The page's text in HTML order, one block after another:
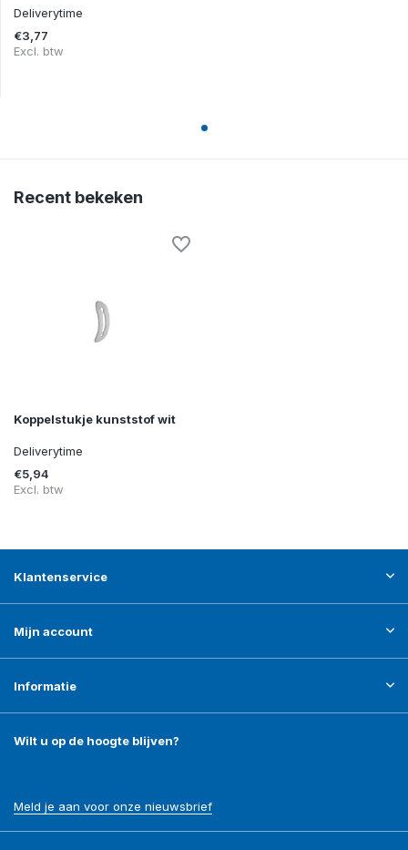
Deliverytime
€3,77
Excl. btw
Recent bekeken
Koppelstukje kunststof wit
Deliverytime
€5,94
Excl. btw
Klantenservice
Mijn account
Informatie
Wilt u op de hoogte blijven?
Meld je aan voor onze nieuwsbrief